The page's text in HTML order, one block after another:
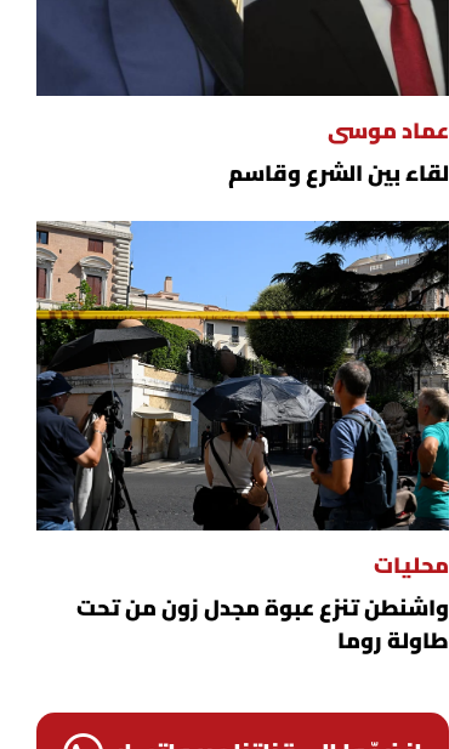
عماد موسى
لقاء بين الشرع وقاسم
محليات
واشنطن تنزع عبوة مجدل زون من تحت
طاولة روما